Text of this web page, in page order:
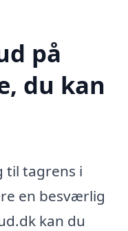
på
du kan
til tagrens i
en besværlig
kan du